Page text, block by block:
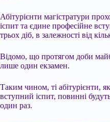
Абітурієнти магістратури
іспит та єдине професійне
трьох діб, в залежності від
Відомо, що протягом доби
лише один екзамен.
Таким чином, ті абітурієнти,
вступний іспит, повинні
один раз.